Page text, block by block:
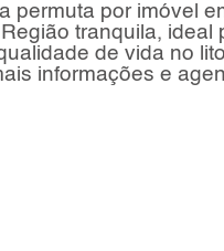
permuta por imóvel
tranquila, ideal
de vida no
informações e